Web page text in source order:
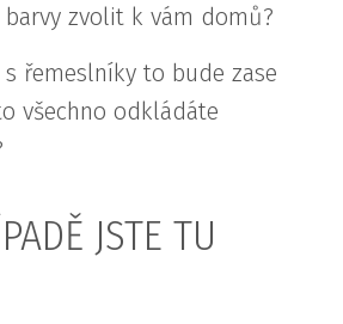
barvy zvolit k vám domů?
s řemeslníky to bude zase
všechno odkládáte
JSTE TU